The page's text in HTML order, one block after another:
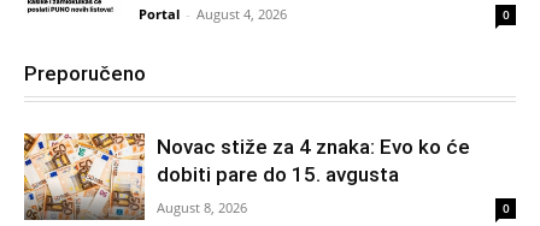
Portal - August 4, 2026 0
Preporučeno
Novac stiže za 4 znaka: Evo ko će
dobiti pare do 15. avgusta
August 8, 2026 0